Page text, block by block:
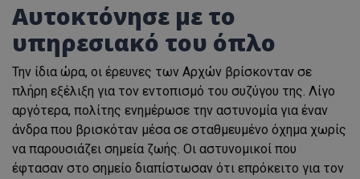
Αυτοκτόνησε με το
υπηρεσιακό του όπλο
Την ίδια ώρα, οι έρευνες των Αρχών βρίσκονταν σε
πλήρη εξέλιξη για τον εντοπισμό του συζύγου της. Λίγο
αργότερα, πολίτης ενημέρωσε την αστυνομία για έναν
άνδρα που βρισκόταν μέσα σε σταθμευμένο όχημα χωρίς
να παρουσιάζει σημεία ζωής. Οι αστυνομικοί που
έφτασαν στο σημείο διαπίστωσαν ότι επρόκειτο για τον